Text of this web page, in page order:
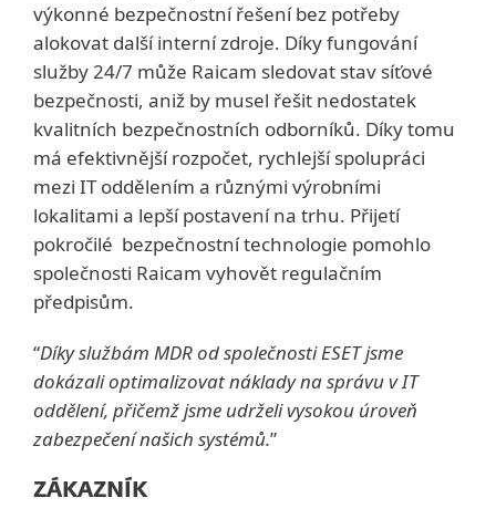
výkonné bezpečnostní řešení bez potřeby
alokovat další interní zdroje. Díky fungování
služby 24/7 může Raicam sledovat stav síťové
bezpečnosti, aniž by musel řešit nedostatek
kvalitních bezpečnostních odborníků. Díky tomu
má efektivnější rozpočet, rychlejší spolupráci
mezi IT oddělením a různými výrobními
lokalitami a lepší postavení na trhu. Přijetí
pokročilé bezpečnostní technologie pomohlo
společnosti Raicam vyhovět regulačním
předpisům.
“Díky službám MDR od společnosti ESET jsme
dokázali optimalizovat náklady na správu v IT
oddělení, přičemž jsme udrželi vysokou úroveň
zabezpečení našich systémů.”
ZÁKAZNÍK